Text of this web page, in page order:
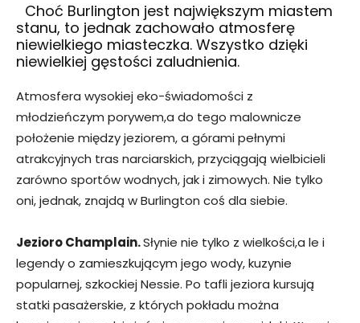
Choć Burlington jest największym miastem
stanu, to jednak zachowało atmosferę
niewielkiego miasteczka. Wszystko dzięki
niewielkiej gęstości zaludnienia.
Atmosfera wysokiej eko-świadomości z
młodzieńczym porywem,a do tego malownicze
położenie między jeziorem, a górami pełnymi
atrakcyjnych tras narciarskich, przyciągają wielbicieli
zarówno sportów wodnych, jak i zimowych. Nie tylko
oni, jednak, znajdą w Burlington coś dla siebie.
Jezioro Champlain.Słynie nie tylko z wielkości,a le i
legendy o zamieszkującym jego wody, kuzynie
popularnej, szkockiej Nessie. Po tafli jeziora kursują
statki pasażerskie, z których pokładu można